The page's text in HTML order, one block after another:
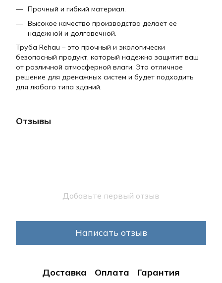
Прочный и гибкий материал.
Высокое качество производства делает ее
надежной и долговечной.
Труба Rehau – это прочный и экологически
безопасный продукт, который надежно защитит ваш
от различной атмосферной влаги. Это отличное
решение для дренажных систем и будет подходить
для любого типа зданий.
Отзывы
Добавьте первый отзыв
Написать отзыв
Доставка Оплата Гарантия